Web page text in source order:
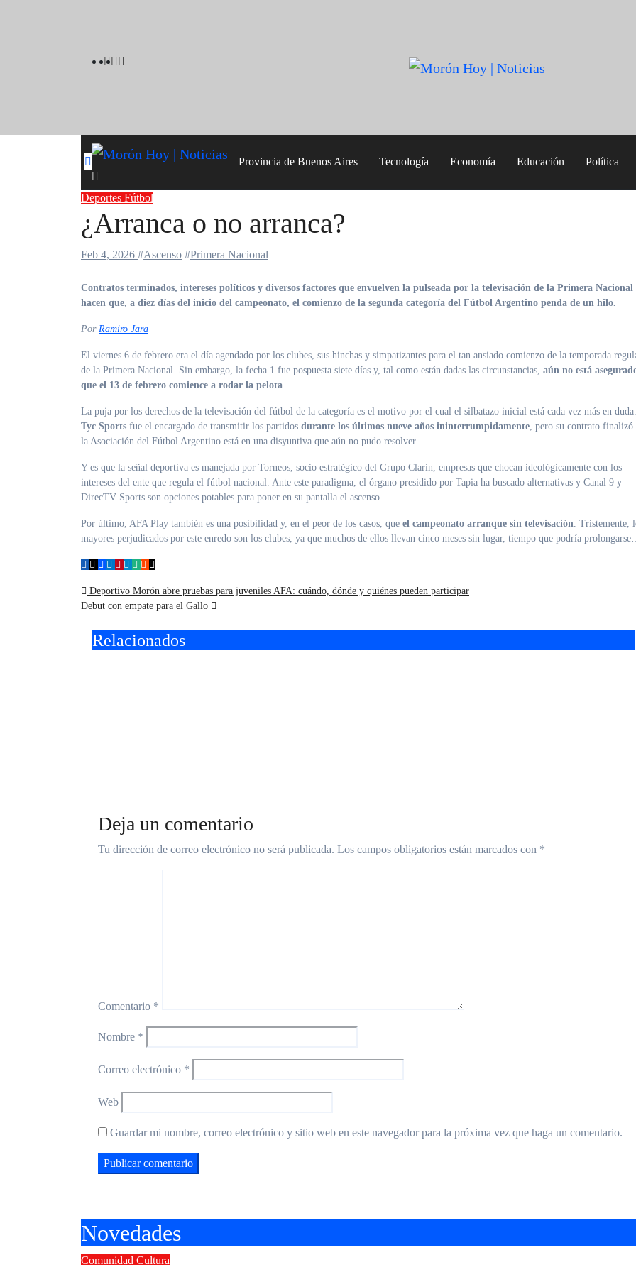
Provincia de Buenos Aires Tecnología Economía Educación Política
Deportes Fútbol
¿Arranca o no arranca?
Feb 4, 2026 #Ascenso #Primera Nacional
Contratos terminados, intereses políticos y diversos factores que envuelven la pulseada por la televisación de la Primera Nacional
hacen que, a diez días del inicio del campeonato, el comienzo de la segunda categoría del Fútbol Argentino penda de un hilo.
Por Ramiro Jara
El viernes 6 de febrero era el día agendado por los clubes, sus hinchas y simpatizantes para el tan ansiado comienzo de la temporada
de la Primera Nacional. Sin embargo, la fecha 1 fue pospuesta siete días y, tal como están dadas las circunstancias, aún no está
que el 13 de febrero comience a rodar la pelota.
La puja por los derechos de la televisación del fútbol de la categoría es el motivo por el cual el silbatazo inicial está cada vez más en duda.
Tyc Sports fue el encargado de transmitir los partidos durante los últimos nueve años ininterrumpidamente, pero su contrato finalizó
la Asociación del Fútbol Argentino está en una disyuntiva que aún no pudo resolver.
Y es que la señal deportiva es manejada por Torneos, socio estratégico del Grupo Clarín, empresas que chocan ideológicamente con los
intereses del ente que regula el fútbol nacional. Ante este paradigma, el órgano presidido por Tapia ha buscado alternativas y Canal 9 y
DirecTV Sports son opciones potables para poner en su pantalla el ascenso.
Por último, AFA Play también es una posibilidad y, en el peor de los casos, que el campeonato arranque sin televisación. Tristemente,
mayores perjudicados por este enredo son los clubes, ya que muchos de ellos llevan cinco meses sin lugar, tiempo que podría
Navegación
de
entradas
Deportivo Morón abre pruebas para juveniles AFA: cuándo, dónde y quiénes pueden participar
Debut con empate para el Gallo
Relacionados
Deja un comentario
Tu dirección de correo electrónico no será publicada. Los campos obligatorios están marcados con *
Comentario *
Nombre *
Correo electrónico *
Web
Guardar mi nombre, correo electrónico y sitio web en este navegador para la próxima vez que haga un comentario.
Novedades
Comunidad Cultura